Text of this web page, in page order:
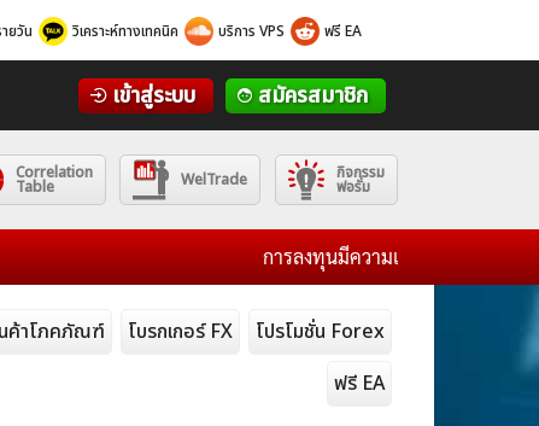
ยวัน วิเคราะห์ทางเทคนิค บริการ VPS ฟรี EA
เข้าสู่ระบบ สมัครสมาชิก
Correlation
Table WelTrade กิจกรรม
ฟอรั่ม
การลงทุนมีความเสี่ยงโปรดศึกษาข้อมูลก่
ค้าโภคภัณฑ์ โบรกเกอร์ FX
โปรโมชั่น Forex
ฟรี EA